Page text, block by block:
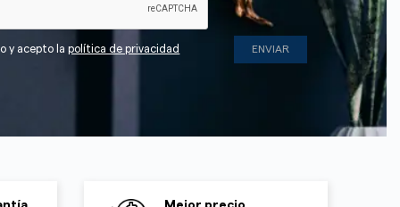
y acepto lapolítica de privacidad